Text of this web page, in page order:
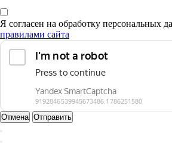
Я согласен на обработку персональных
правилами сайта
Отмена Отправить